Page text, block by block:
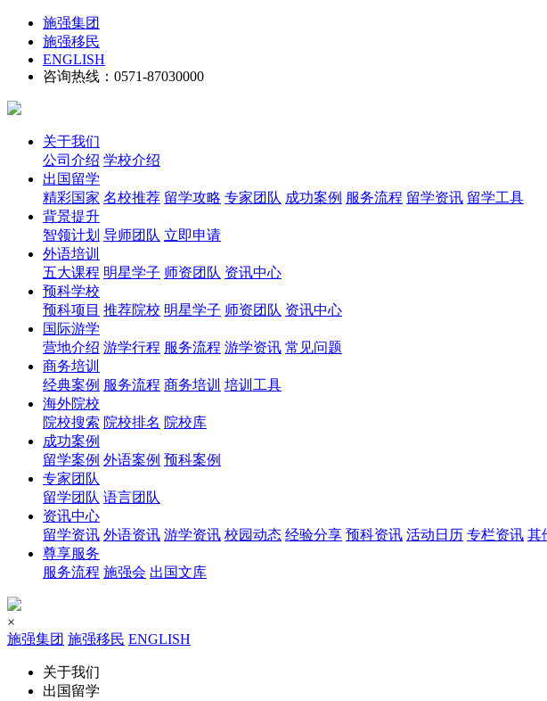
施强集团
施强移民
ENGLISH
咨询热线：0571-87030000
关于我们
公司介绍 学校介绍
出国留学
精彩国家 名校推荐 留学攻略 专家团队 成功案例 服务流程 留学资讯 留学工具
背景提升
智领计划 导师团队 立即申请
外语培训
五大课程 明星学子 师资团队 资讯中心
预科学校
预科项目 推荐院校 明星学子 师资团队 资讯中心
国际游学
营地介绍 游学行程 服务流程 游学资讯 常见问题
商务培训
经典案例 服务流程 商务培训 培训工具
海外院校
院校搜索 院校排名 院校库
成功案例
留学案例 外语案例 预科案例
专家团队
留学团队 语言团队
资讯中心
留学资讯 外语资讯 游学资讯 校园动态 经验分享 预科资讯 活动日历 专栏资讯 其
尊享服务
服务流程 施强会 出国文库
×
施强集团 施强移民 ENGLISH
关于我们
出国留学